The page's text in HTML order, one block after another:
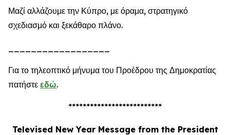
Μαζί αλλάζουμε την Κύπρο, με όραμα, στρατηγικό
σχεδιασμό και ξεκάθαρο πλάνο.
Για το τηλεοπτικό μήνυμα του Προέδρου της Δημοκρατίας
πατήστε εδώ.
**************************
Televised New Year Message from the President